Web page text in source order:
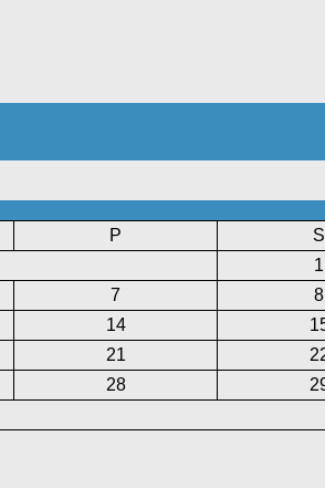
P S
1
7 8
14
21
28